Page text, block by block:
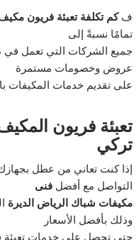
فكم تكلفة تعبئة فريون
تمامًا نسبةً إلى
جميع الشركات التي تعمل في
عروض وخصومات مستمرة
على تقديم خدمات المكيفات
تعبئة فريون
تركي
إذا كنت تعاني من عطل
التواصل مع أفضلفنى
مكيفات شباك الرياض الديرة
وذلك بأفضل الأسعار
حتى تحصل على خدمات تعبئة